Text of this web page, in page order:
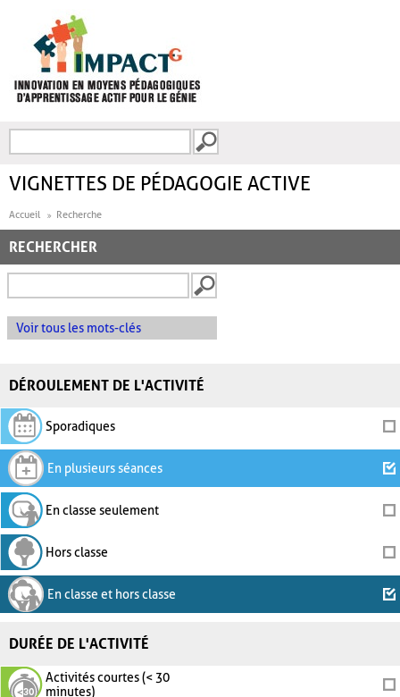
FORMULAIRE DE
VIGNETTES DE PÉDAGOGIE ACTIVE
Accueil Recherche
RECHERCHER
Voir tous les mots-clés
DÉROULEMENT DE L'ACTIVITÉ
Sporadiques
En plusieurs séances
En classe seulement
Hors classe
En classe et hors classe
DURÉE DE L'ACTIVITÉ
Activités courtes (< 30
minutes)